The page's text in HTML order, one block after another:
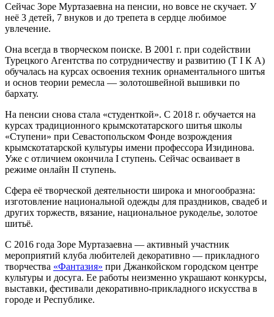
Сейчас Зоре Муртазаевна на пенсии, но вовсе не скучает. У
неё 3 детей, 7 внуков и до трепета в сердце любимое
увлечение.
Она всегда в творческом поиске. В 2001 г. при содействии
Турецкого Агентства по сотрудничеству и развитию (Т I К А)
обучалась на курсах освоения техник орнаментального шитья
и основ теории ремесла — золотошвейной вышивки по
бархату.
На пенсии снова стала «студенткой». С 2018 г. обучается на
курсах традиционного крымскотатарского шитья школы
«Ступени» при Севастопольском Фонде возрождения
крымскотатарской культуры имени профессора Изидинова.
Уже с отличием окончила I ступень. Сейчас осваивает в
режиме онлайн II ступень.
Сфера её творческой деятельности широка и многообразна:
изготовление национальной одежды для праздников, свадеб и
других торжеств, вязание, национальное рукоделье, золотое
шитьё.
С 2016 года Зоре Муртазаевна — активный участник
мероприятий клуба любителей декоративно — прикладного
творчества «Фантазия» при Джанкойском городском центре
культуры и досуга. Ее работы неизменно украшают конкурсы,
выставки, фестивали декоративно-прикладного искусства в
городе и Республике.